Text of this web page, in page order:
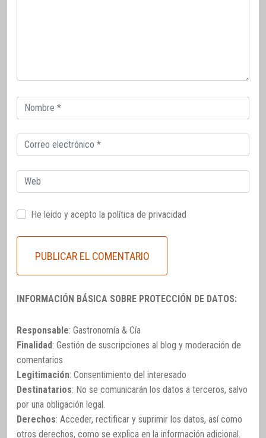
Correo
electrónico
Correo
electrónico
Web
He leido y acepto la política de privacidad
INFORMACIÓN BÁSICA SOBRE PROTECCIÓN DE DATOS:
Responsable: Gastronomía & Cía
Finalidad: Gestión de suscripciones al blog y moderación de
comentarios
Legitimación: Consentimiento del interesado
Destinatarios: No se comunicarán los datos a terceros, salvo
por una obligación legal.
Derechos: Acceder, rectificar y suprimir los datos, así como
otros derechos, como se explica en la información adicional.